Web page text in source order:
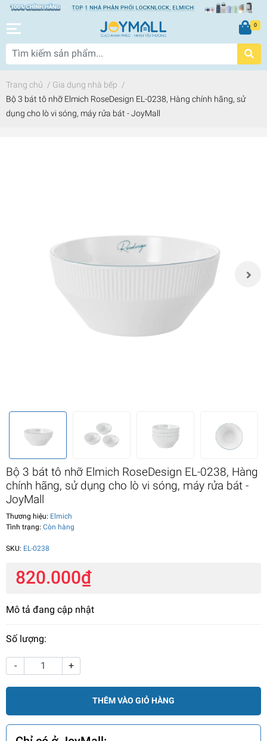
0
Trang chủ / Gia dụng nhà bếp /
Bộ 3 bát tô nhỡ Elmich RoseDesign EL-0238, Hàng chính hãng, sử
dụng cho lò vi sóng, máy rửa bát - JoyMall
Bộ 3 bát tô nhỡ Elmich RoseDesign EL-0238, Hàng
chính hãng, sử dụng cho lò vi sóng, máy rửa bát -
JoyMall
Thương hiệu: Elmich
Tình trạng: Còn hàng
SKU: EL-0238
820.000₫
Mô tả đang cập nhật
Số lượng:
- +
THÊM VÀO GIỎ HÀNG